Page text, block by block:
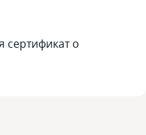
сертификат о